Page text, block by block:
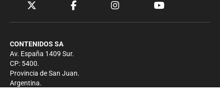
CONTENIDOS SA
Av. España 1409 Sur.
CP: 5400.
Provincia de San Juan.
Argentina.